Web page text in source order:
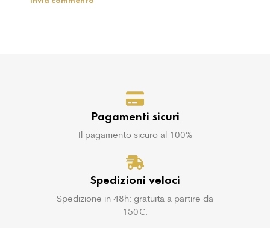
Pagamenti sicuri
Il pagamento sicuro al 100%
Spedizioni veloci
Spedizione in 48h: gratuita a partire da
150€.